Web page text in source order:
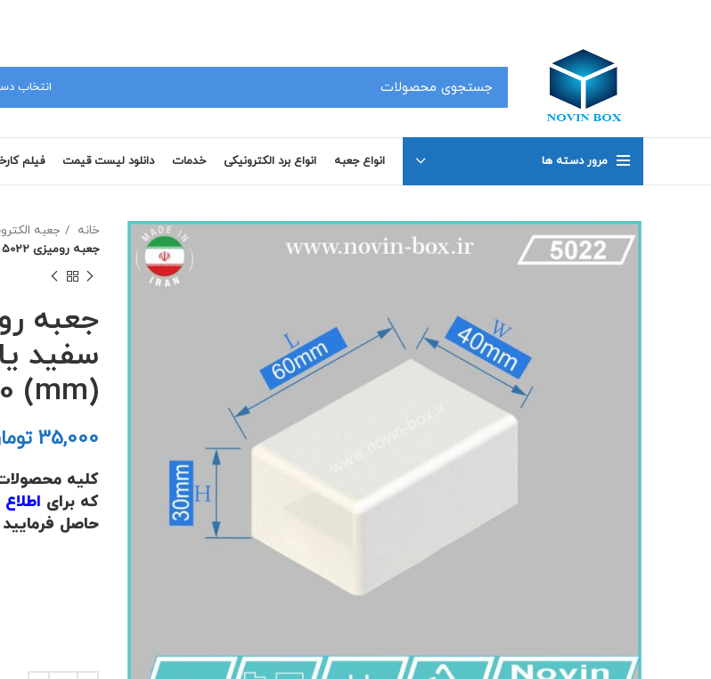
انتخاب
مرور دسته ها انواع جعبه انواع برد الکترونیکی خدمات دانلود لیست قیمت فیلم
خانه جعبه
جعبه رومیزی 5022 بدون گوشواره سفید یا مشکی ابعاد L65*W45*H30 (mm)
سفید
(mm)
کلیه
که برای
حاصل